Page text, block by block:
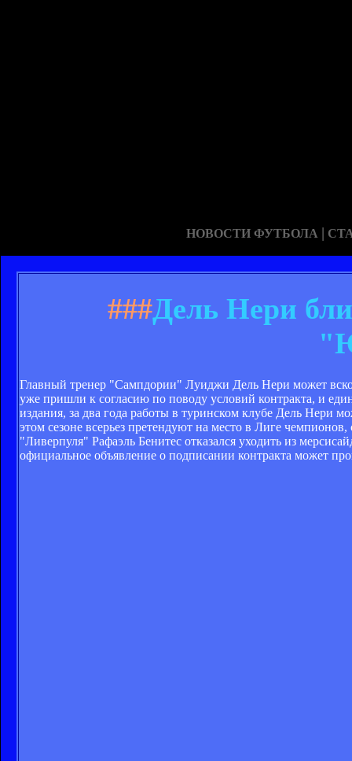
НОВОСТИ ФУТБОЛА |
###Дель Нери
Главный тренер "Сампдории" Луиджи Дель Нери может
уже пришли к согласию по поводу условий контракта, и
издания, за два года работы в туринском клубе Дель Нери
этом сезоне всерьез претендуют на место в Лиге
"Ливерпуля" Рафаэль Бенитес отказался уходить из
официальное объявление о подписании контракта может